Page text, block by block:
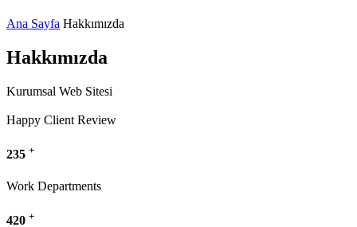
Ana Sayfa Hakkımızda
Hakkımızda
Kurumsal Web Sitesi
Happy Client Review
235 +
Work Departments
420 +